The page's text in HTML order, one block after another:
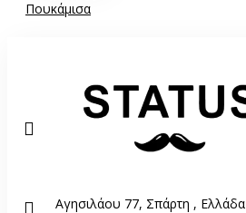
Πουκάμισα
Αγησιλάου 77, Σπάρτη , Ελλάδα